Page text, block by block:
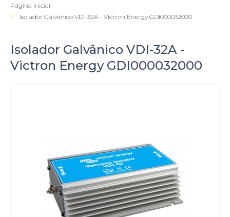
Página Inicial
Isolador Galvânico VDI-32A - Victron Energy GDI000032000
Isolador Galvânico VDI-32A -
Victron Energy GDI000032000